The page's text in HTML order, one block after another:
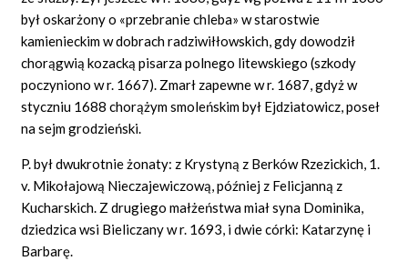
był oskarżony o «przebranie chleba» w starostwie
kamienieckim w dobrach radziwiłłowskich, gdy dowodził
chorągwią kozacką pisarza polnego litewskiego (szkody
poczyniono w r. 1667). Zmarł zapewne w r. 1687, gdyż w
styczniu 1688 chorążym smoleńskim był Ejdziatowicz, poseł
na sejm grodzieński.
P. był dwukrotnie żonaty: z Krystyną z Berków Rzezickich, 1.
v. Mikołajową Nieczajewiczową, później z Felicjanną z
Kucharskich. Z drugiego małżeństwa miał syna Dominika,
dziedzica wsi Bieliczany w r. 1693, i dwie córki: Katarzynę i
Barbarę.